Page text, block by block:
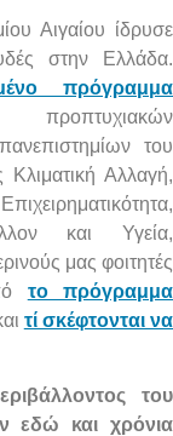
Αιγαίου ίδρυσε
στην Ελλάδα.
πρόγραμμα
του
Αλλαγή,
και Υγεία,
μας φοιτητές
το πρόγραμμα
τί σκέφτονται να
του
εδώ και χρόνια